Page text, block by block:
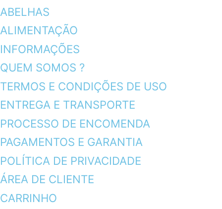
ABELHAS
ALIMENTAÇÃO
INFORMAÇÕES
QUEM SOMOS ?
TERMOS E CONDIÇÕES DE USO
ENTREGA E TRANSPORTE
PROCESSO DE ENCOMENDA
PAGAMENTOS E GARANTIA
POLÍTICA DE PRIVACIDADE
ÁREA DE CLIENTE
CARRINHO